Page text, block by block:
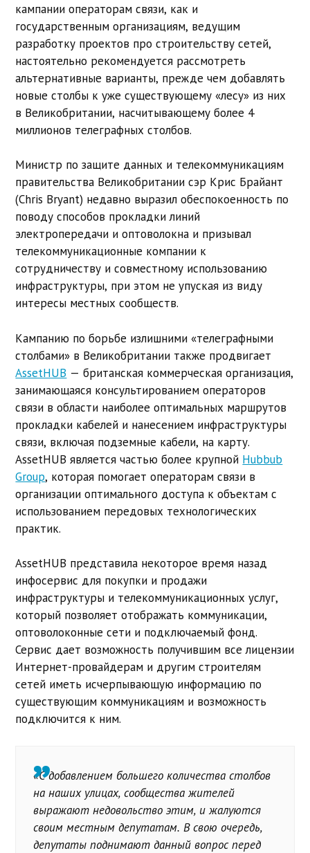
кампании операторам связи, как и
государственным организациям, ведущим
разработку проектов про строительству сетей,
настоятельно рекомендуется рассмотреть
альтернативные варианты, прежде чем добавлять
новые столбы к уже существующему «лесу» из них
в Великобритании, насчитывающему более 4
миллионов телеграфных столбов.
Министр по защите данных и телекоммуникациям
правительства Великобритании сэр Крис Брайант
(Chris Bryant) недавно выразил обеспокоенность по
поводу способов прокладки линий
электропередачи и оптоволокна и призывал
телекоммуникационные компании к
сотрудничеству и совместному использованию
инфраструктуры, при этом не упуская из виду
интересы местных сообществ.
Кампанию по борьбе излишними «телеграфными
столбами» в Великобритании также продвигает
AssetHUB — британская коммерческая организация,
занимающаяся консультированием операторов
связи в области наиболее оптимальных маршрутов
прокладки кабелей и нанесением инфраструктуры
связи, включая подземные кабели, на карту.
AssetHUB является частью более крупной Hubbub
Group, которая помогает операторам связи в
организации оптимального доступа к объектам с
использованием передовых технологических
практик.
AssetHUB представила некоторое время назад
инфосервис для покупки и продажи
инфраструктуры и телекоммуникационных услуг,
который позволяет отображать коммуникации,
оптоволоконные сети и подключаемый фонд.
Сервис дает возможность получившим все лицензии
Интернет-провайдерам и другим строителям
сетей иметь исчерпывающую информацию по
существующим коммуникациям и возможность
подключится к ним.
«С добавлением большего количества столбов
на наших улицах, сообщества жителей
выражают недовольство этим, и жалуются
своим местным депутатам. В свою очередь,
депутаты поднимают данный вопрос перед